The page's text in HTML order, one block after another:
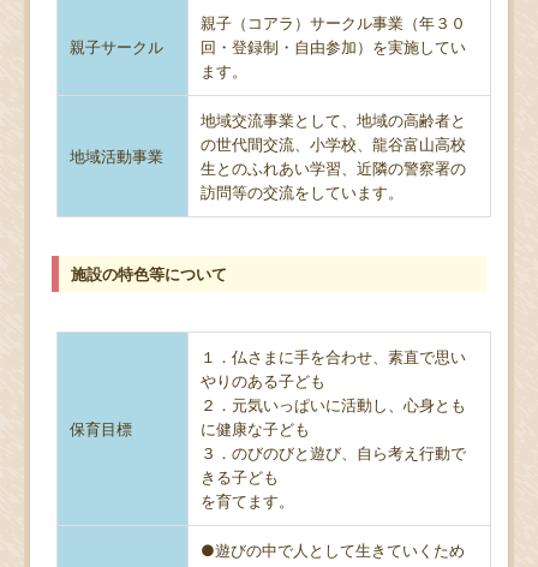
親子サークル
親子（コアラ）サークル事業（年３０
回・登録制・自由参加）を実施してい
ます。
地域活動事業
地域交流事業として、地域の高齢者と
の世代間交流、小学校、龍谷富山高校
生とのふれあい学習、近隣の警察署の
訪問等の交流をしています。
施設の特色等について
保育目標
１．仏さまに手を合わせ、素直で思い
やりのある子ども
２．元気いっぱいに活動し、心身とも
に健康な子ども
３．のびのびと遊び、自ら考え行動で
きる子ども
を育てます。
●遊びの中で人として生きていくため